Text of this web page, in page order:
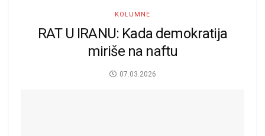
KOLUMNE
RAT U IRANU: Kada demokratija
miriše na naftu
07.03.2026